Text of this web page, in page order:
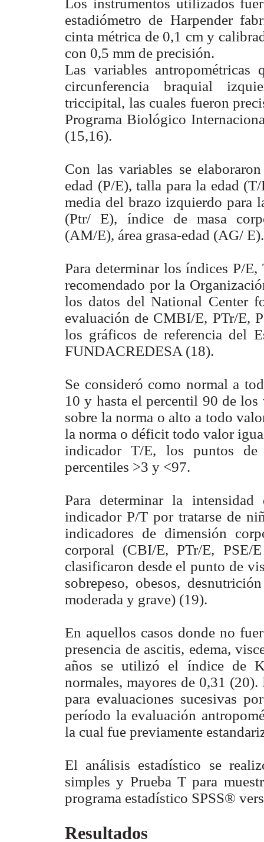
estadiómetro de Harpender
cinta métrica de 0,1 cm y
con 0,5 mm de precisión.
Las variables antropométricas
circunferencia braquial
triccipital, las cuales fueron
Programa Biológico
(15,16).
Con las variables se
edad (P/E), talla para la edad
media del brazo izquierdo para
(Ptr/ E), índice de masa
(AM/E), área grasa-edad (AG/ E).
Para determinar los índices P/
recomendado por la
los datos del National Center
evaluación de CMBI/E, PTr/E,
los gráficos de referencia del
FUNDACREDESA (18).
Se consideró como normal a
10 y hasta el percentil 90 de
sobre la norma o alto a todo
la norma o déficit todo valor
indicador T/E, los puntos
percentiles >3 y <97.
Para determinar la
indicador P/T por tratarse de
indicadores de dimensión
corporal (CBI/E, PTr/E,
clasificaron desde el punto de
sobrepeso, obesos,
moderada y grave) (19).
En aquellos casos donde no
presencia de ascitis, edema,
años se utilizó el índice de
normales, mayores de 0,31
para evaluaciones sucesivas
período la evaluación
la cual fue previamente
El análisis estadístico se
simples y Prueba T para
programa estadístico SPSS®
Resultados